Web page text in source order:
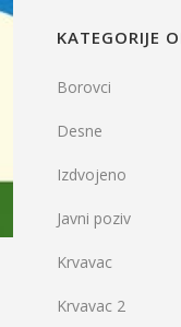
KATEGORIJE
Borovci
Desne
Izdvojeno
Javni poziv
Krvavac
Krvavac 2